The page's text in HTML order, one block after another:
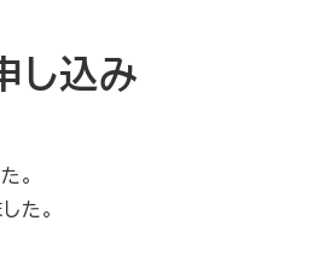
し込み
。
た。